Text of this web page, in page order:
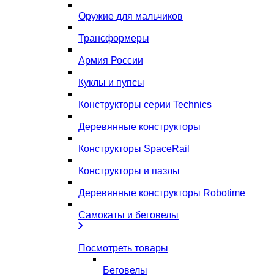
Оружие для мальчиков
Трансформеры
Армия России
Куклы и пупсы
Конструкторы серии Technics
Деревянные конструкторы
Конструкторы SpaceRail
Конструкторы и пазлы
Деревянные конструкторы Robotime
Самокаты и беговелы
Посмотреть товары
Беговелы